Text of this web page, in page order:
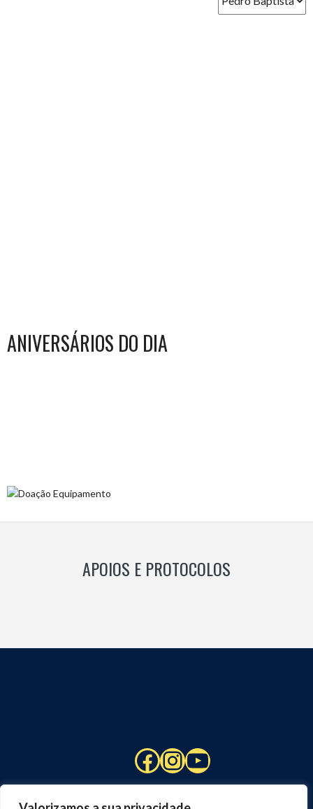
ANIVERSÁRIOS DO DIA
APOIOS E PROTOCOLOS
Facebook
Instagram
YouTube